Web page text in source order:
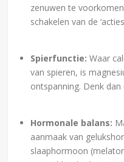
zenuwen te
schakelen van de
Spierfunctie: Waar
van spieren, is
ontspanning. Denk
Hormonale balans:
aanmaak van
slaaphormoon